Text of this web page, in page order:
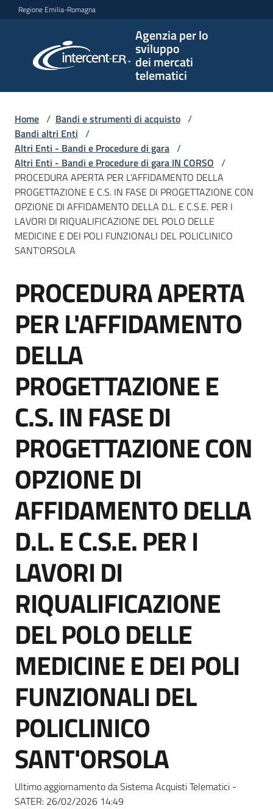
Vai al contenuto
Vai alla navigazione
Vai al footer
Regione Emilia-Romagna
Agenzia per lo
sviluppo
dei mercati
telematici
per lo
sviluppo
telematici
L'Agenzia
Bandi
e
strumenti
acquisto
Supporto
Piattaforme
telematiche
English
site
Seguici
su
Home / Bandi e strumenti di acquisto /
Bandi altri Enti /
Altri Enti - Bandi e Procedure di gara /
Altri Enti - Bandi e Procedure di gara IN CORSO /
PROCEDURA APERTA PER L'AFFIDAMENTO DELLA
PROGETTAZIONE E C.S. IN FASE DI PROGETTAZIONE CON
OPZIONE DI AFFIDAMENTO DELLA D.L. E C.S.E. PER I
LAVORI DI RIQUALIFICAZIONE DEL POLO DELLE
MEDICINE E DEI POLI FUNZIONALI DEL POLICLINICO
SANT'ORSOLA
Salta al contenuto
PROCEDURA APERTA
PER L'AFFIDAMENTO
DELLA
PROGETTAZIONE E
C.S. IN FASE DI
PROGETTAZIONE CON
OPZIONE DI
AFFIDAMENTO DELLA
D.L. E C.S.E. PER I
LAVORI DI
RIQUALIFICAZIONE
DEL POLO DELLE
MEDICINE E DEI POLI
FUNZIONALI DEL
POLICLINICO
SANT'ORSOLA
Ultimo aggiornamento da Sistema Acquisti Telematici -
SATER: 26/02/2026 14:49